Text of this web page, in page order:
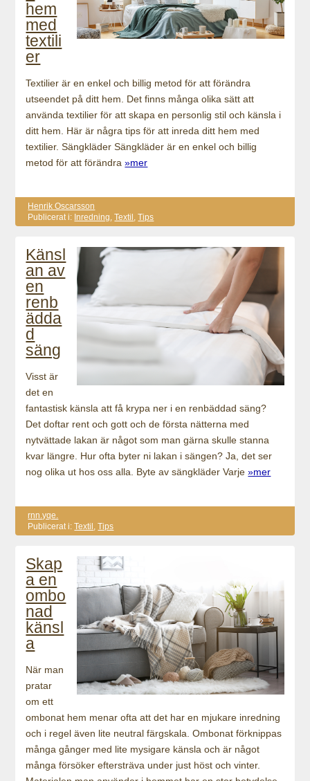
hem
med
textili
er
Textilier är en enkel och billig metod för att förändra
utseendet på ditt hem. Det finns många olika sätt att
använda textilier för att skapa en personlig stil och känsla i
ditt hem. Här är några tips för att inreda ditt hem med
textilier. Sängkläder Sängkläder är en enkel och billig
metod för att förändra»mer
Henrik Oscarsson
Publicerat i: Inredning ,Textil ,Tips
Känsl
an av
en
renb
ädda
d
säng
Visst är
det en
fantastisk känsla att få krypa ner i en renbäddad säng?
Det doftar rent och gott och de första nätterna med
nytvättade lakan är något som man gärna skulle stanna
kvar längre. Hur ofta byter ni lakan i sängen? Ja, det ser
nog olika ut hos oss alla. Byte av sängkläder Varje»mer
rnn.yqe.
Publicerat i:Textil ,Tips
Skap
a en
ombo
nad
känsl
a
När man
pratar
om ett
ombonat hem menar ofta att det har en mjukare inredning
och i regel även lite neutral färgskala. Ombonat förknippas
många gånger med lite mysigare känsla och är något
många försöker eftersträva under just höst och vinter.